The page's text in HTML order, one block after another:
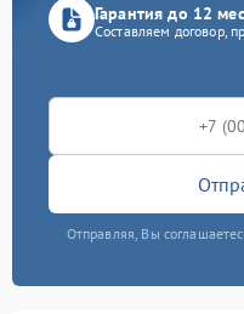
Гарантия до 12
Составляем договор,
Отправляя, Вы